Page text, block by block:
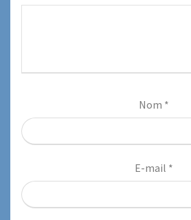
Nom *
E-mail *